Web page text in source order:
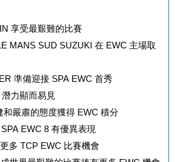
享受最艱難的比賽
MANS SUD SUZUKI 在 EWC 主場取
準備迎接 SPA EWC 首秀
力顯而易見
和嚴肅的態度獲得 EWC 積分
EWC 8 有優異表現
多 TCP EWC 比賽機會